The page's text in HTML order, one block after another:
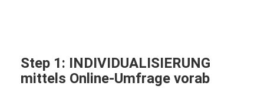
Step 1: INDIVIDUALISIERUNG
mittels Online-Umfrage vorab